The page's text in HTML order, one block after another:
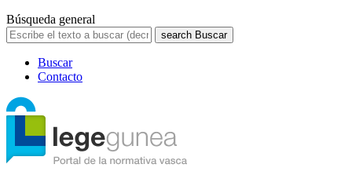
Búsqueda general
search Buscar
Buscar
Contacto